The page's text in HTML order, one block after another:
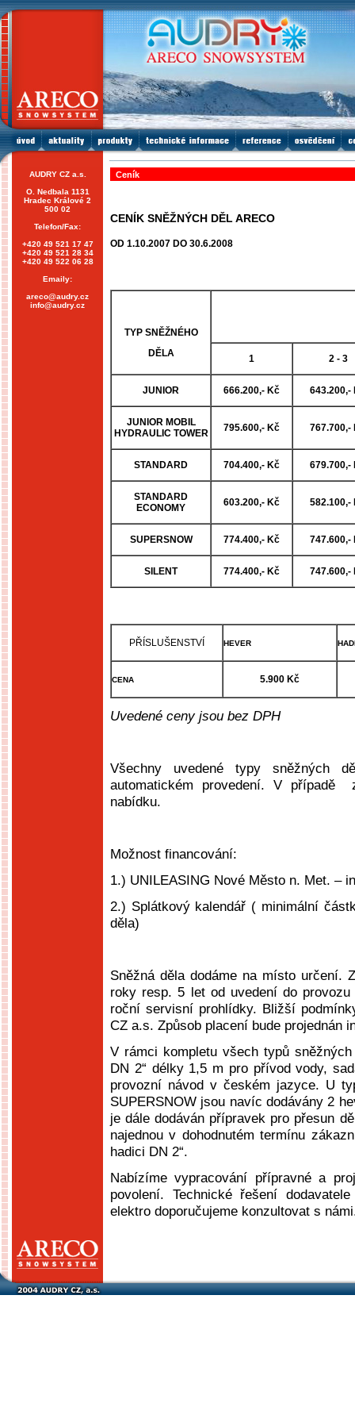
AUDRY CZ a.s.
O. Nedbala 1131
Hradec Králové 2
500 02
Telefon/Fax:
+420 49 521 17 47
+420 49 521 28 34
+420 49 522 06 28
Emaily:
areco@audry.cz
info@audry.cz
Ceník
CENÍK SNĚŽNÝCH DĚL ARECO
OD 1.10.2007 DO 30.6.2008
TYP SNĚŽNÉHO
DĚLA
1 2 - 3
JUNIOR 666.200,- Kč 643.200,-
JUNIOR MOBIL
HYDRAULIC TOWER
795.600,- Kč 767.700,-
STANDARD 704.400,- Kč 679.700,-
STANDARD
ECONOMY
603.200,- Kč 582.100,-
SUPERSNOW 774.400,- Kč 747.600,-
SILENT 774.400,- Kč 747.600,-
PŘÍSLUŠENSTVÍ HEVER
CENA 5.900 Kč
Uvedené ceny jsou bez DPH
Všechny uvedené typy sněžných
automatickém provedení. V případě
nabídku.
Možnost financování:
1.) UNILEASING Nové Město n. Met. –
2.) Splátkový kalendář ( minimální
děla)
Sněžná děla dodáme na místo určení.
roky resp. 5 let od uvedení do provozu
roční servisní prohlídky. Bližší
CZ a.s. Způsob placení bude projednán
V rámci kompletu všech typů
DN 2“ délky 1,5 m pro přívod vody,
provozní návod v českém jazyce. U
SUPERSNOW jsou navíc dodávány 2
je dále dodáván přípravek pro přesun
najednou v dohodnutém termínu
hadici DN 2“.
Nabízíme vypracování přípravné a
povolení. Technické řešení
elektro doporučujeme konzultovat s